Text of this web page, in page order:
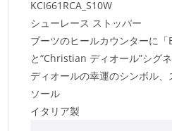
KCI661RCA_S10W
シューレース ストッパー
ブーツのヒールカウンターに「
と“Christian ディオール”シグ
ディオールの幸運のシンボル
ソール
イタリア製